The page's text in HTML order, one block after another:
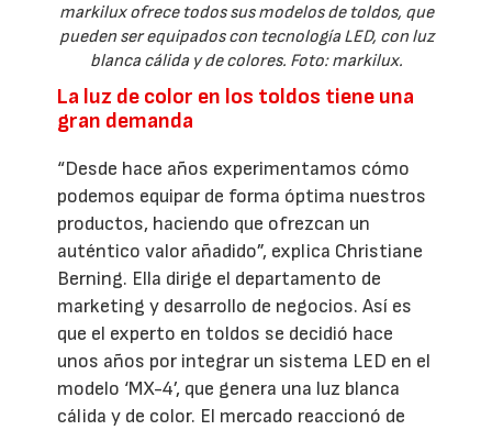
markilux ofrece todos sus modelos de toldos, que
pueden ser equipados con tecnología LED, con luz
blanca cálida y de colores. Foto: markilux.
La luz de color en los toldos tiene una
gran demanda
“Desde hace años experimentamos cómo
podemos equipar de forma óptima nuestros
productos, haciendo que ofrezcan un
auténtico valor añadido”, explica Christiane
Berning. Ella dirige el departamento de
marketing y desarrollo de negocios. Así es
que el experto en toldos se decidió hace
unos años por integrar un sistema LED en el
modelo ‘MX-4’, que genera una luz blanca
cálida y de color. El mercado reaccionó de